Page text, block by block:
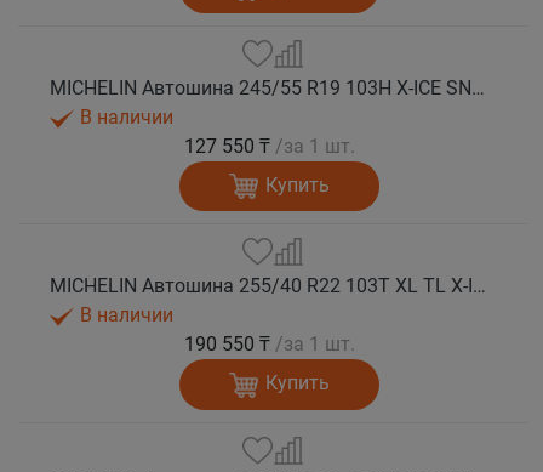
MICHELIN Автошина 245/55 R19 103H X-ICE SNOW SUV зима
В наличии
127 550 ₸ /за 1 шт.
Купить
MICHELIN Автошина 255/40 R22 103T XL TL X-ICE SNOW SUV зима
В наличии
190 550 ₸ /за 1 шт.
Купить